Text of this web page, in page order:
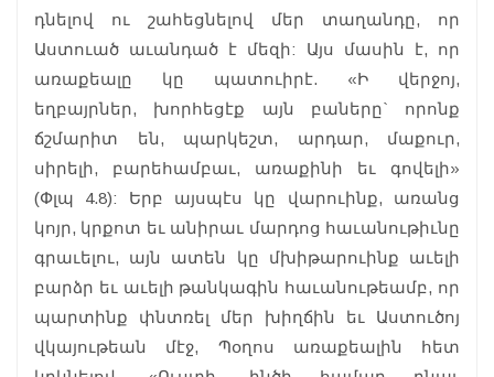
դնելով ու շահեցնելով մեր տաղանդը, որ
Աստուած աւանդած է մեզի: Այս մասին է, որ
առաքեալը կը պատուիրէ. «Ի վերջոյ,
եղբայրներ, խորհեցէք այն բաները` որոնք
ճշմարիտ են, պարկեշտ, արդար, մաքուր,
սիրելի, բարեհամբաւ, առաքինի եւ գովելի»
(Փլպ 4.8): Երբ այսպէս կը վարուինք, առանց
կոյր, կրքոտ եւ անիրաւ մարդոց հաւանութիւնը
գրաւելու, այն ատեն կը մխիթարուինք աւելի
բարձր եւ աւելի թանկագին հաւանութեամբ, որ
պարտինք փնտռել մեր խիղճին եւ Աստուծոյ
վկայութեան մէջ, Պօղոս առաքեալին հետ